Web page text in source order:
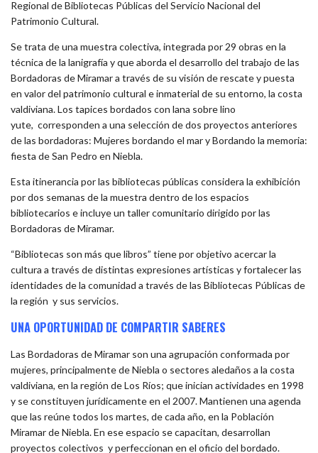
Regional de Bibliotecas Públicas del Servicio Nacional del
Patrimonio Cultural.
Se trata de una muestra colectiva, integrada por 29 obras en la
técnica de la lanigrafía y que aborda el desarrollo del trabajo de las
Bordadoras de Miramar a través de su visión de rescate y puesta
en valor del patrimonio cultural e inmaterial de su entorno, la costa
valdiviana. Los tapices bordados con lana sobre lino
yute, corresponden a una selección de dos proyectos anteriores
de las bordadoras: Mujeres bordando el mar y Bordando la memoria:
fiesta de San Pedro en Niebla.
Esta itinerancia por las bibliotecas públicas considera la exhibición
por dos semanas de la muestra dentro de los espacios
bibliotecarios e incluye un taller comunitario dirigido por las
Bordadoras de Miramar.
“Bibliotecas son más que libros” tiene por objetivo acercar la
cultura a través de distintas expresiones artísticas y fortalecer las
identidades de la comunidad a través de las Bibliotecas Públicas de
la región y sus servicios.
UNA OPORTUNIDAD DE COMPARTIR SABERES
Las Bordadoras de Miramar son una agrupación conformada por
mujeres, principalmente de Niebla o sectores aledaños a la costa
valdiviana, en la región de Los Ríos; que inician actividades en 1998
y se constituyen jurídicamente en el 2007. Mantienen una agenda
que las reúne todos los martes, de cada año, en la Población
Miramar de Niebla. En ese espacio se capacitan, desarrollan
proyectos colectivos y perfeccionan en el oficio del bordado.